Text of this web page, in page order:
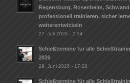
Regensburg, Rosenheim,
professionell trainieren, sicher
weiterentwickeln
27. Juli 2026 - 2:34
Schießtermine für alle
2026
29. Juni 2026 - 17:28
Schießtermine für alle